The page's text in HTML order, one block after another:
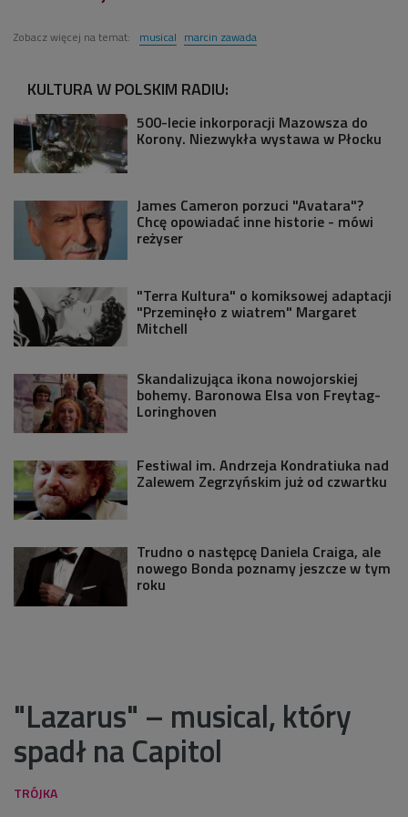
Zobacz więcej na temat: musical marcin zawada
KULTURA W POLSKIM RADIU:
500-lecie inkorporacji Mazowsza do
Korony. Niezwykła wystawa w Płocku
James Cameron porzuci "Avatara"?
Chcę opowiadać inne historie - mówi
reżyser
"Terra Kultura" o komiksowej adaptacji
"Przeminęło z wiatrem" Margaret
Mitchell
Skandalizująca ikona nowojorskiej
bohemy. Baronowa Elsa von Freytag-
Loringhoven
Festiwal im. Andrzeja Kondratiuka nad
Zalewem Zegrzyńskim już od czwartku
Trudno o następcę Daniela Craiga, ale
nowego Bonda poznamy jeszcze w tym
roku
"Lazarus" – musical, który
spadł na Capitol